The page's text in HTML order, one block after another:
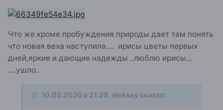
Что же кроме пробуждения природы дает там понять
что новая веха наступила.... ирисы цветы первых
дней,яркие и дающие надежды ..люблю ирисы...
....ушло..
10.02.2020 в 21:29, aleksey сказал: